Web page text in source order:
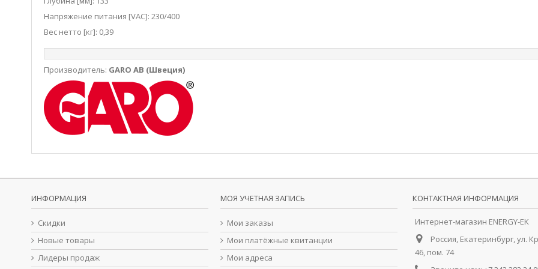
Напряжение питания [VAC]: 230/400
Вес нетто [кг]: 0,39
Производитель: GARO AB (Швеция)
ИНФОРМАЦИЯ
Скидки
Новые товары
Лидеры продаж
МОЯ УЧЕТНАЯ ЗАПИСЬ
Мои заказы
Мои платёжные квитанции
Мои адреса
КОНТАКТНАЯ ИНФОРМАЦИЯ
Интернет-магазин ENERGY-EK
Россия, Екатеринбург, ул.
46, пом. 74